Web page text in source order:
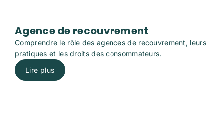
Agence de recouvrement
Comprendre le rôle des agences de recouvrement, leurs
pratiques et les droits des consommateurs.
Lire plus